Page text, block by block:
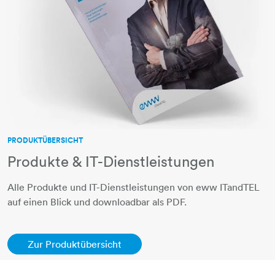
PRODUKTÜBERSICHT
Produkte & IT-Dienstleistungen
Alle Produkte und IT-Dienstleistungen von eww ITandTEL
auf einen Blick und downloadbar als PDF.
Zur Produktübersicht​​​​​​​​​​​​​​​​​​​​​​​​​​​​​​​​​​​